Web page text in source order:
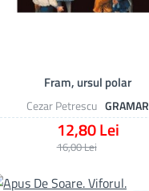
Cezar Petrescu GRAMAR
Fram, ursul polar
12,80 Lei
16,00 Lei